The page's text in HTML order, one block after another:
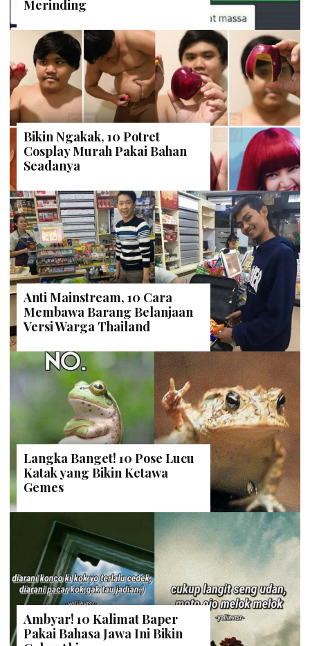
Merinding
Bikin Ngakak, 10 Potret
Cosplay Murah Pakai Bahan
Seadanya
Anti Mainstream, 10 Cara
Membawa Barang Belanjaan
Versi Warga Thailand
Langka Banget! 10 Pose Lucu
Katak yang Bikin Ketawa
Gemes
Ambyar! 10 Kalimat Baper
Pakai Bahasa Jawa Ini Bikin